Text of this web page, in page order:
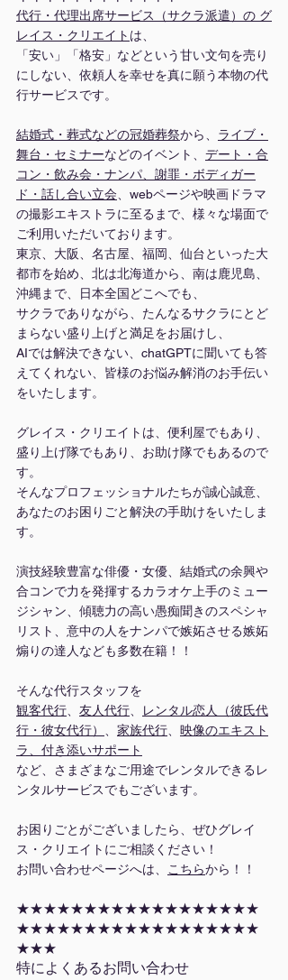
代行・代理出席サービス（サクラ派遣）の グ
レイス・クリエイト は、
「安い」「格安」などという甘い文句を売り
にしない、依頼人を幸せを真に願う本物の代
行サービスです。
結婚式・葬式などの冠婚葬祭から、 ライブ・
舞台 ・ セミナーなどのイベント、 デート・合
コン・飲み会・ナンパ、謝罪・ボディガー
ド・話し合い立会、webページや映画ドラマ
の撮影エキストラに至るまで、様々な場面で
ご利用いただいております。
東京、大阪、名古屋、福岡、仙台といった大
都市を始め、北は北海道から、南は鹿児島、
沖縄まで、日本全国どこへでも、
サクラでありながら、たんなるサクラにとど
まらない盛り上げと満足をお届けし、
AIでは解決できない、chatGPTに聞いても答
えてくれない、皆様のお悩み解消のお手伝い
をいたします。
グレイス・クリエイトは、便利屋でもあり、
盛り上げ隊でもあり、お助け隊でもあるので
す。
そんなプロフェッショナルたちが誠心誠意、
あなたのお困りごと解決の手助けをいたしま
す。
演技経験豊富な俳優・女優、結婚式の余興や
合コンで力を発揮するカラオケ上手のミュー
ジシャン、傾聴力の高い愚痴聞きのスペシャ
リスト、意中の人をナンパで嫉妬させる嫉妬
煽りの達人なども多数在籍！！
そんな代行スタッフを
観客代行、 友人代行、
レンタル恋人（彼氏代
行・彼女代行） 、 家族代行、 映像のエキスト
ラ、付き添いサポート
など、さまざまなご用途でレンタルできるレ
ンタルサービスでもございます。
お困りごとがございましたら、ぜひグレイ
ス・クリエイトにご相談ください！
お問い合わせページへは、 こちらから！！
★★★★★★★★★★★★★★★★★★
★★★★★★★★★★★★★★★★★★
★★★
特によくあるお問い合わせ